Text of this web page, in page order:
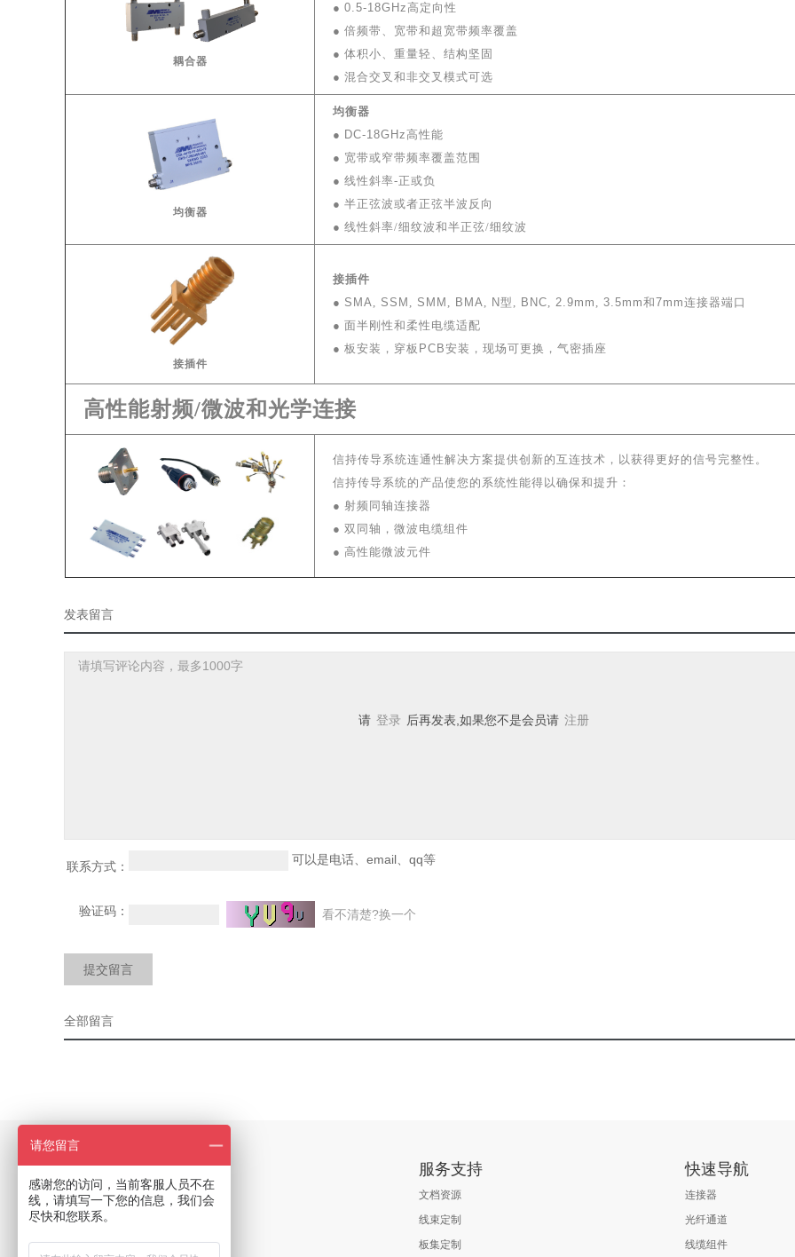
耦合器
● 0.5-18GHz高定向性
● 倍频带、宽带和超宽带频率覆盖
● 体积小、重量轻、结构坚固
● 混合交叉和非交叉模式可选
均衡器
均衡器
● DC-18GHz高性能
● 宽带或窄带频率覆盖范围
● 线性斜率-正或负
● 半正弦波或者正弦半波反向
● 线性斜率/细纹波和半正弦/细纹波
接插件
接插件
● SMA, SSM , SMM , BMA, N型 , BNC, 2.9mm , 3.5mm和7mm连接器端口
● 面半刚性和柔性电缆适配
● 板安装，穿板 PCB安装，现场可更换，气密插座
高性能射频/微波和光学连接
信持传导系统连通性解决方案提供创新的互连技术，以获得更好的信号完整性。
信持传导系统的产品使您的系统性能得以确保和提升：
● 射频同轴连接器
● 双同轴，微波电缆组件
● 高性能微波元件
发表留言
联系方式： 可以是电话、email、qq等
验证码： 看不清楚?换一个
提交留言
请 登录 后再发表,如果您不是会员请 注册
全部留言
产品类型
互连器件
线缆及附件
服务支持
文档资源
线束定制
板集定制
快速导航
连接器
光纤通道
线缆组件
请您留言
感谢您的访问，当前客服人员不在
线，请填写一下您的信息，我们会
尽快和您联系。